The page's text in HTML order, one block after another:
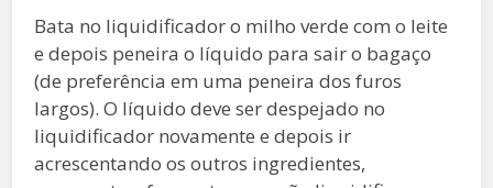
Bata no liquidificador o milho verde com o leite
e depois peneira o líquido para sair o bagaço
(de preferência em uma peneira dos furos
largos). O líquido deve ser despejado no
liquidificador novamente e depois ir
acrescentando os outros ingredientes,